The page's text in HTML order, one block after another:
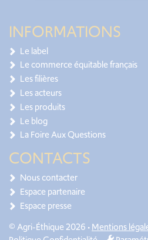
INFORMATIONS
Le label
Le commerce équitable français
Les filières
Les acteurs
Les produits
Le blog
La Foire Aux Questions
CONTACTS
Nous contacter
Espace partenaire
Espace presse
© Agri-Éthique 2026 •Mentions